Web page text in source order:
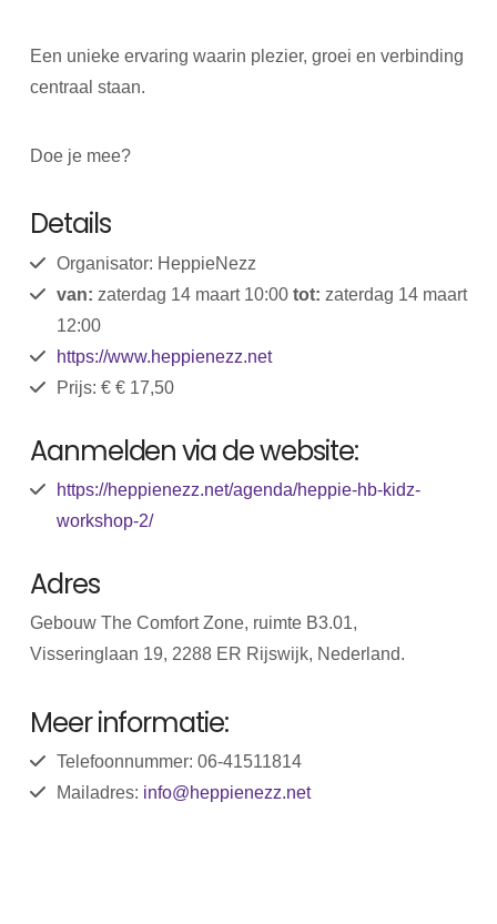
Een unieke ervaring waarin plezier, groei en verbinding
centraal staan.
Doe je mee?
Details
Organisator: HeppieNezz
van: zaterdag 14 maart 10:00 tot: zaterdag 14 maart
12:00
https://www.heppienezz.net
Prijs: € € 17,50
Aanmelden via de website:
https://heppienezz.net/agenda/heppie-hb-kidz-
workshop-2/
Adres
Gebouw The Comfort Zone, ruimte B3.01,
Visseringlaan 19, 2288 ER Rijswijk, Nederland.
Meer informatie:
Telefoonnummer: 06-41511814
Mailadres: info@heppienezz.net